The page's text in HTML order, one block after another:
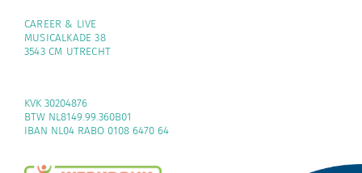
CAREER & LIVE
MUSICALKADE 38
3543 CM UTRECHT
KVK 30204876
BTW NL8149.99.360B01
IBAN NL04 RABO 0108 6470 64